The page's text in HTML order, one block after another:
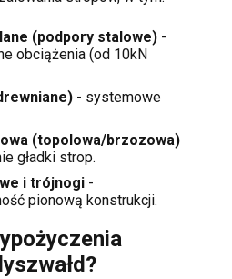
(podpory stalowe) -
obciążenia (od 10kN
- systemowe
(topolowa/brzozowa)
gładki strop.
i trójnogi -
pionową konstrukcji.
?